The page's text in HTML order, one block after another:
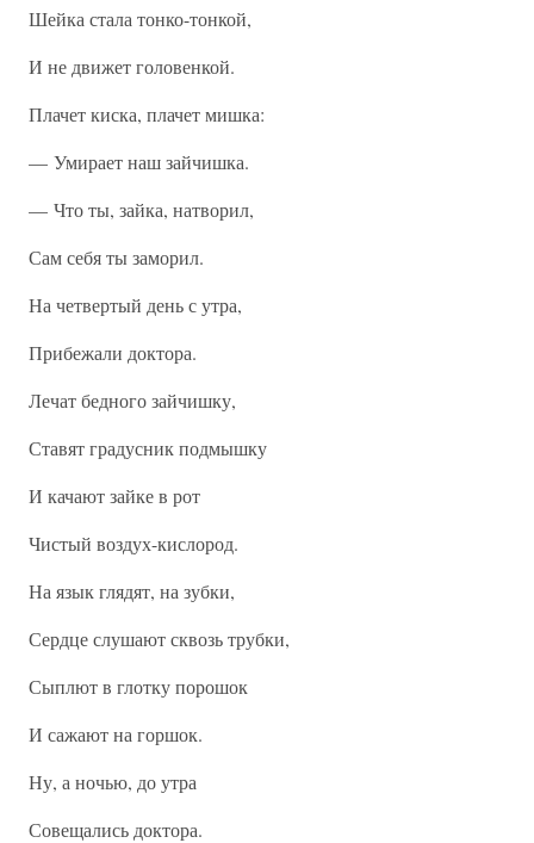
Шейка стала тонко-тонкой,
И не движет головенкой.
Плачет киска, плачет мишка:
— Умирает наш зайчишка.
— Что ты, зайка, натворил,
Сам себя ты заморил.
На четвертый день с утра,
Прибежали доктора.
Лечат бедного зайчишку,
Ставят градусник подмышку
И качают зайке в рот
Чистый воздух-кислород.
На язык глядят, на зубки,
Сердце слушают сквозь трубки,
Сыплют в глотку порошок
И сажают на горшок.
Ну, а ночью, до утра
Совещались доктора.